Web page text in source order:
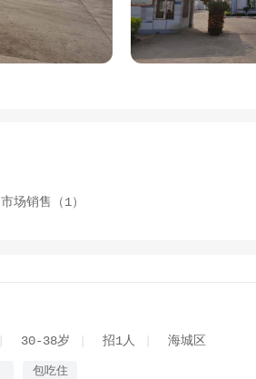
市场销售（1）
30-38岁 招1人 海城区
包吃住